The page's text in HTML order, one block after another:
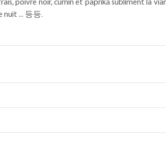
poivre noir, cumin et paprika subliment la
nuit ... 등등.